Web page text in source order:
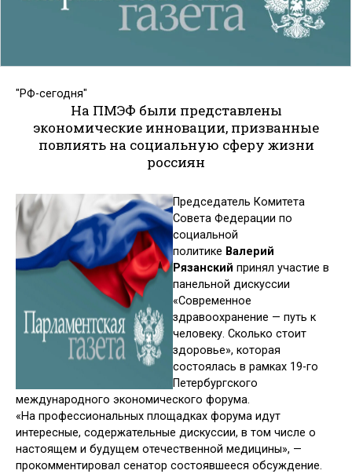
"РФ-сегодня"
На ПМЭФ были представлены
экономические инновации, призванные
повлиять на социальную сферу жизни
россиян
Председатель Комитета
Совета Федерации по
социальной
политике Валерий
Рязанский принял участие в
панельной дискуссии
«Современное
здравоохранение — путь к
человеку. Сколько стоит
здоровье», которая
состоялась в рамках 19-го
Петербургского
международного экономического форума.
«На профессиональных площадках форума идут
интересные, содержательные дискуссии, в том числе о
настоящем и будущем отечественной медицины», —
прокомментировал сенатор состоявшееся обсуждение.